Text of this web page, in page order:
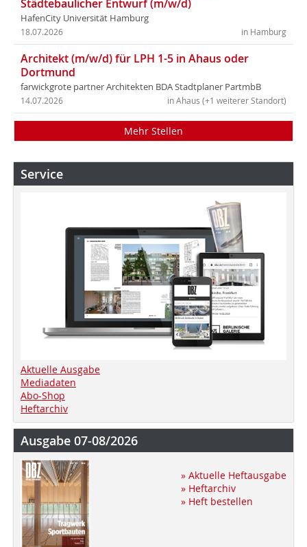
Städtebaulicher Entwurf (m/w/d)
HafenCity Universität Hamburg
in Hamburg
18.07.2026
Architekt (m/w/d) für LPH 1-5 in Ahaus oder
Dortmund
farwickgrote partner Architekten BDA Stadtplaner PartmbB
in Ahaus (+1 weiterer Standort)
14.07.2026
Mehr Stellen
Service
Aktuelle Ausgabe
Mediadaten
Abo-Shop
Heftarchiv
Ausgabe 07-08/2026
» Aktuelle Heftausgabe
» Heftarchiv
» Heft bestellen